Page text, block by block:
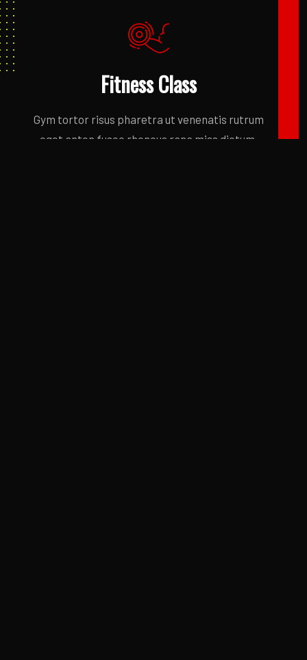
Fitness Class
Gym tortor risus pharetra ut venenatis rutrum
eget anten fusce rhoncus rana miss dictum.